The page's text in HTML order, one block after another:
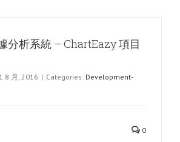
分析系統 – ChartEazy 項目
1 8 月, 2016 | Categories: Development-
0